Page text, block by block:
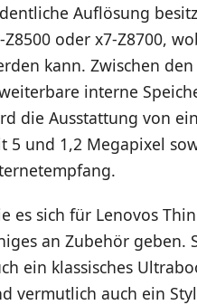
Auflösung
Z8500 oder x7-Z8700,
kann. Zwischen
interne
die Ausstattung von
5 und 1,2 Megapixel
es sich für Lenovos
an Zubehör geben.
ein klassisches
vermutlich auch ein